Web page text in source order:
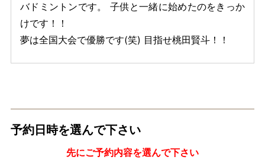
バドミントンです。 子供と一緒に始めたのをきっか
けです！！
夢は全国大会で優勝です(笑) 目指せ桃田賢斗！！
予約日時を選んで下さい
先にご予約内容を選んで下さい